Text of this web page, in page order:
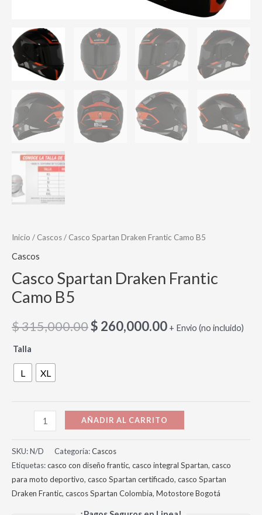
Inicio / Cascos/ Casco Spartan Draken Frantic Camo B5
Cascos
Casco Spartan Draken Frantic
Camo B5
$315,000.00$ 260,000.00 + Envio (no incluido)
Talla
L XL
AÑADIR AL CARRITO
SKU:N/D Categoría:Cascos
Etiquetas:casco con diseño frantic, casco integral Spartan, casco
para moto deportivo, casco Spartan certificado, casco Spartan
Draken Frantic, cascos Spartan Colombia, Motostore Bogotá